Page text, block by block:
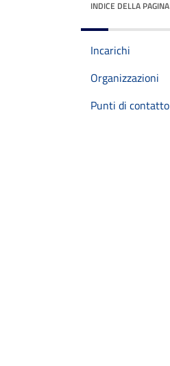
INDICE DELLA PAGINA
Incarichi
Organizzazioni
Punti di contatto